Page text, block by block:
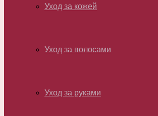
Уход за кожей
Уход за волосами
Уход за руками